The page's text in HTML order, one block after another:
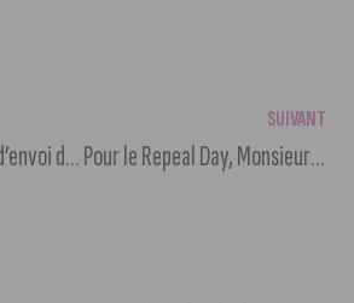
Dijon donne le coup d’envoi des Fééries de Noël ce samedi
SUIVANT
Pour le Repeal Day, Monsieur Moutarde ressuscite les Années Folles